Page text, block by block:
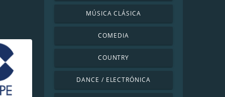
MÚSICA CLÁSICA
COMEDIA
COUNTRY
DANCE / ELECTRÓNICA